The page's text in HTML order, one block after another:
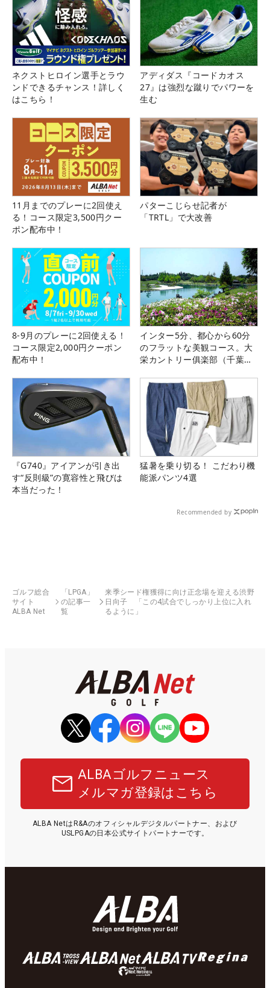
ネクストヒロイン選手とラウ
ンドできるチャンス！詳しく
はこちら！
アディダス『コードカオス
27』は強烈な蹴りでパワーを
生む
11月までのプレーに2回使え
る！コース限定3,500円クー
ポン配布中！
パターこじらせ記者が
「TRTL」で大改善
8-9月のプレーに2回使える！
コース限定2,000円クーポン
配布中！
インター5分、都心から60分
のフラットな美観コース。大
栄カントリー俱楽部（千葉
『G740』アイアンが引き出
す“反則級”の寛容性と飛びは
本当だった！
猛暑を乗り切る！ こだわり機
能派パンツ4選
Recommended by
ゴルフ総合
サイト
ALBA Net
「LPGA」
の記事一
覧
来季シード権獲得に向け正念場を迎える渋野
日向子 「この4試合でしっかり上位に入れ
るように」
ALBAゴルフニュース
メルマガ登録はこちら
ALBA NetはR&Aのオフィシャルデジタルパートナー、および
USLPGAの日本公式サイトパートナーです。